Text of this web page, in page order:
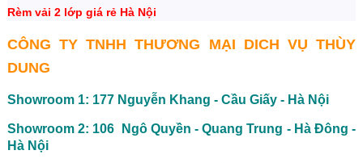
Rèm vải 2 lớp giá rẻHà Nội
CÔNG TY TNHH THƯƠNG MẠI DICH VỤ THÙY
DUNG
Showroom 1: 177 Nguyễn Khang - Cầu Giấy - Hà Nội
Showroom 2: 106 Ngô Quyền - Quang Trung - Hà Đông -
Hà Nội